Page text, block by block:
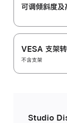
可调倾斜度及
VESA 支架
不含支架
Studio